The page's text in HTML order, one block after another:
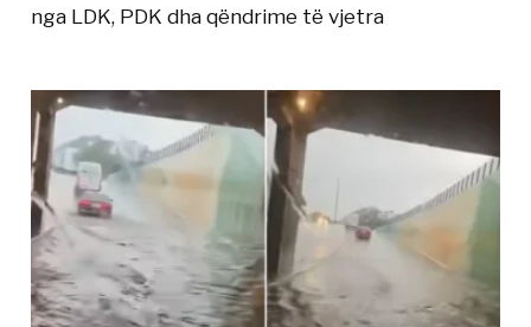
nga LDK, PDK dha qëndrime të vjetra